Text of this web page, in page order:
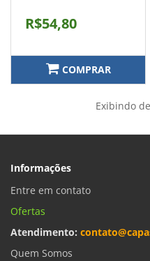
R$54,80
COMPRAR
Exibindo
Informações
Entre em contato
Ofertas
Atendimento:
Quem Somos